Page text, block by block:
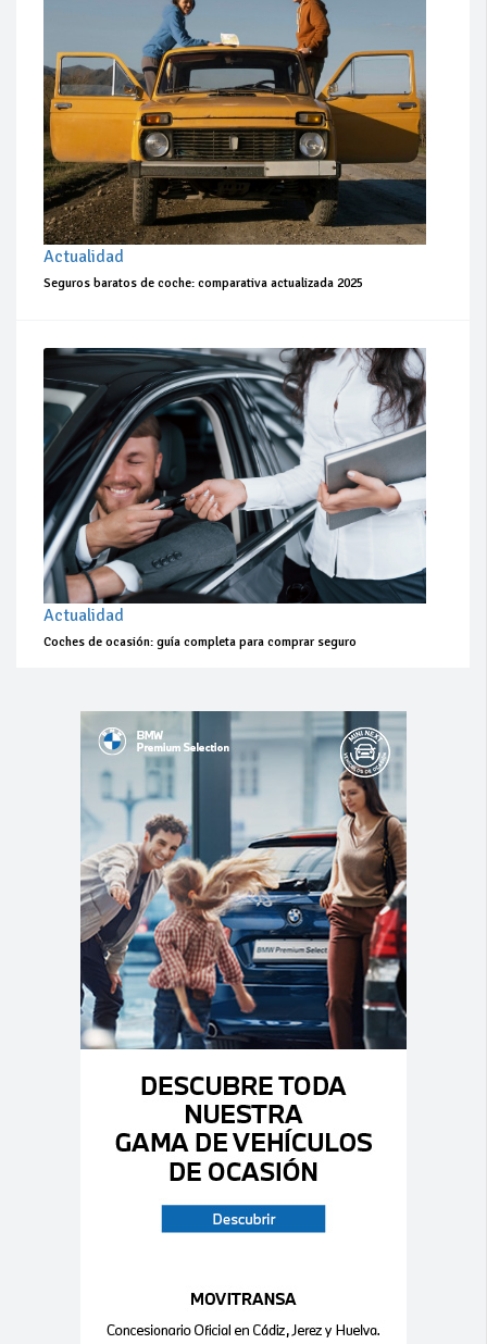
Actualidad
Seguros baratos de coche: comparativa actualizada 2025
Actualidad
Coches de ocasión: guía completa para comprar seguro